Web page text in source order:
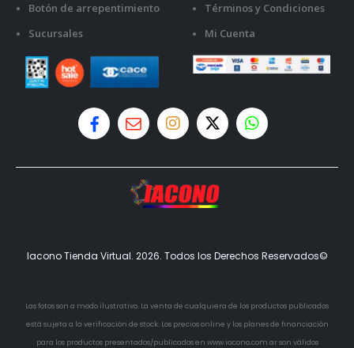
Botón de arrepentimiento
Sucursales
Términos y Condiciones
Mi Cuenta
Iacono Tienda Virtual. 2026. Todos los Derechos Reservados©
Las fotos son a modo ilustrativo. La venta de cualquiera de los productos publicados
está sujeta a la verificación de stock. Los precios online y los planes de financiación
para los productos presentados/publicados en www.iacono.com.ar son válidos